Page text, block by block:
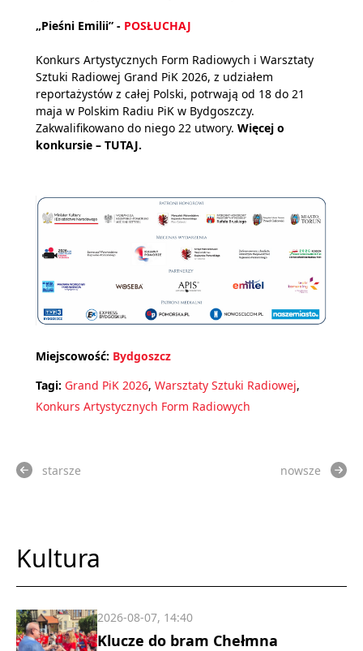
„Pieśni Emilii” - POSŁUCHAJ
Konkurs Artystycznych Form Radiowych i Warsztaty
Sztuki Radiowej Grand PiK 2026, z udziałem
reportażystów z całej Polski, potrwają od 18 do 21
maja w Polskim Radiu PiK w Bydgoszczy.
Zakwalifikowano do niego 22 utwory. Więcej o
konkursie – TUTAJ.
Miejscowość: Bydgoszcz
Tagi: Grand PiK 2026, Warsztaty Sztuki Radiowej,
Konkurs Artystycznych Form Radiowych
starsze nowsze
Kultura
Klucze do bram Chełmna
2026-08-07, 14:40